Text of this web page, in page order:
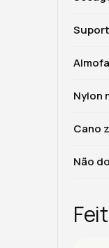
Nylon
Cano
Não